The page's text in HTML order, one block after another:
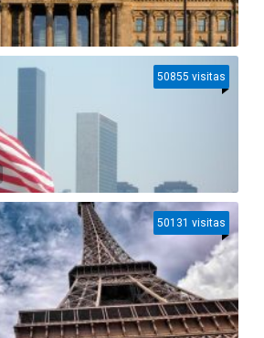
50855 visitas
50131 visitas